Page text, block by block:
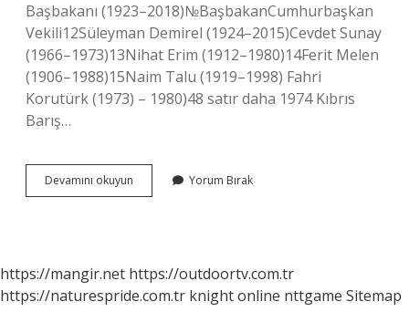
Başbakanı (1923–2018)№BaşbakanCumhurbaşkan
Vekili12Süleyman Demirel (1924–2015)Cevdet Sunay
(1966–1973)13Nihat Erim (1912–1980)14Ferit Melen
(1906–1988)15Naim Talu (1919–1998) Fahri
Korutürk (1973) – 1980)48 satır daha 1974 Kıbrıs
Barış…
Devamını okuyun
Yılında
Yorum Bırak
https://mangir.net https://outdoortv.com.tr
https://naturespride.com.tr knight online nttgame Sitemap